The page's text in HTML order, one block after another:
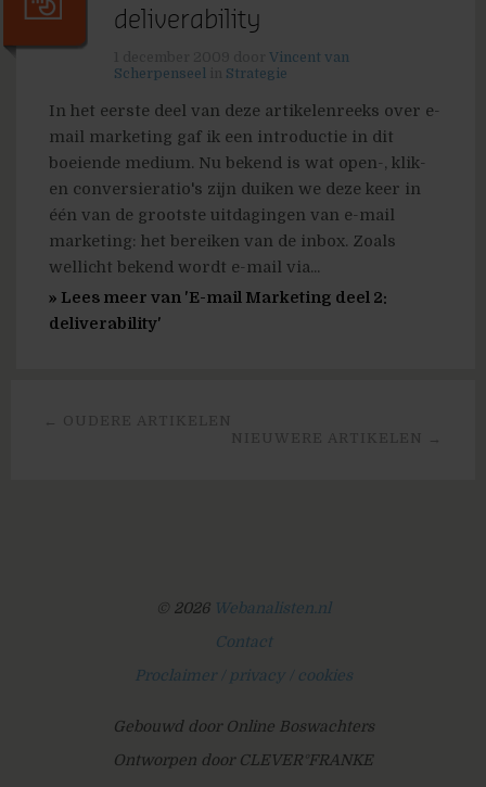
deliverability
Vincent van
Scherpenseel
Strategie
In het eerste deel van deze artikelenreeks over e-
mail marketing gaf ik een introductie in dit
boeiende medium. Nu bekend is wat open-, klik-
en conversieratio's zijn duiken we deze keer in
één van de grootste uitdagingen van e-mail
marketing: het bereiken van de inbox. Zoals
wellicht bekend wordt e-mail via...
» Lees meer van 'E-mail Marketing deel 2:
deliverability'
← OUDERE ARTIKELEN
NIEUWERE ARTIKELEN →
© 2026 Webanalisten.nl
Contact
Proclaimer / privacy / cookies
Gebouwd door Online Boswachters
Ontworpen door CLEVER°FRANKE